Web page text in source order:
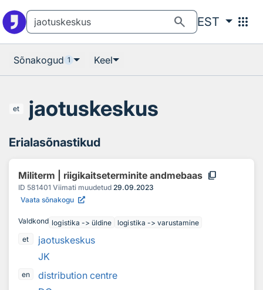
search EST apps
Sõnakogud 1 Keel
et jaotuskeskus
Erialasõnastikud
Militerm | riigikaitseterminite andmebaas content_copy
ID 581401 Viimati muudetud 29.09.2023
Vaata sõnakogu
Valdkond logistika -> üldine
logistika -> varustamine
et
jaotuskeskus
JK
en
distribution centre